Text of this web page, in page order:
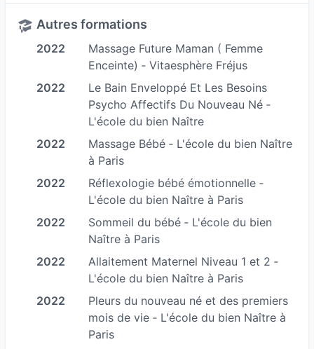
créer une ambiance la plus chaleureuse et intime
possible. En suite de couche, je guide les
parents dans leurs nouveaux rôles, je me tiens à
leurs dispositions pour toutes leurs
interrogations. J’aide les nouveaux parents dans
la mise en place de l’allaitement maternel ou
artificiel.
C’est au fil de mes gardes que je me suis rendue
compte que chaque parent avait besoin d’une
attention particulière et d’écoute.
ce nouveau projet. Prendre le temps d’écouter
La périnatalité est une période essentielle dans
la vie d’une femme, d’un homme, d’un couple.
Autres formations
2022
Massage Future Maman ( Femme
Enceinte) ‐ Vitaesphère Fréjus
2022
Le Bain Enveloppé Et Les Besoins
Psycho Affectifs Du Nouveau Né ‐
L'école du bien Naître
2022
Massage Bébé ‐ L'école du bien Naître
à Paris
2022
Réflexologie bébé émotionnelle ‐
L'école du bien Naître à Paris
2022
Sommeil du bébé ‐ L'école du bien
Naître à Paris
2022
Allaitement Maternel Niveau 1 et 2 ‐
L'école du bien Naître à Paris
2022
Pleurs du nouveau né et des premiers
mois de vie ‐ L'école du bien Naître à
Paris